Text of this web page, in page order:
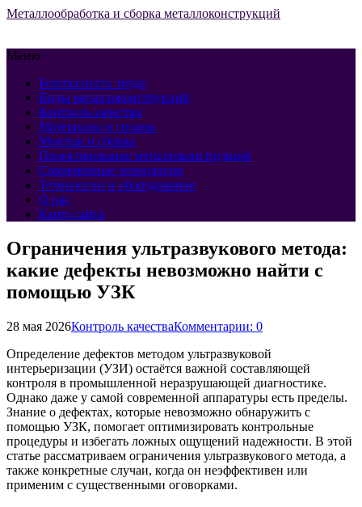
Металлообработка и сборка металлоконструкций
Меню
Безопасность труда
Виды металлоконструкций
Контроль качества
Материалы и сплавы
Монтаж и сборка
Проектирование металлоконструкций
Современные технологии
Технологии и оборудование
О нас
Карта сайта
Ограничения ультразвукового метода:
какие дефекты невозможно найти с
помощью УЗК
28 мая 2026Контроль качестваКомментарии: 0
Определение дефектов методом ультразвуковой
интерьеризации (УЗИ) остаётся важной составляющей
контроля в промышленной неразрушающей диагностике.
Однако даже у самой современной аппаратуры есть пределы.
Знание о дефектах, которые невозможно обнаружить с
помощью УЗК, помогает оптимизировать контрольные
процедуры и избегать ложных ощущений надежности. В этой
статье рассматриваем ограничения ультразвукового метода, а
также конкретные случаи, когда он неэффективен или
применим с существенными оговорками.